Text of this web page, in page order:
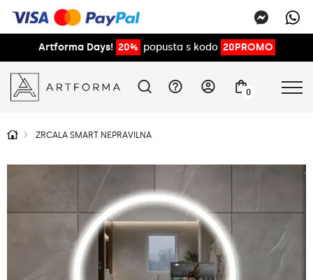
Artforma Days! 20% popusta s kodo 20PROMO
0
ZRCALA SMART NEPRAVILNA